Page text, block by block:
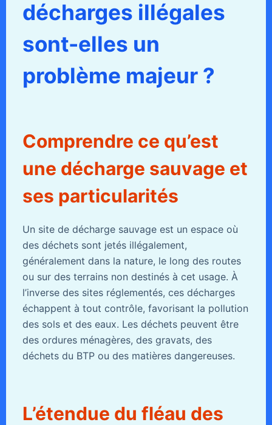
décharges illégales
sont-elles un
problème majeur ?
Comprendre ce qu’est
une décharge sauvage et
ses particularités
Un site de décharge sauvage est un espace où
des déchets sont jetés illégalement,
généralement dans la nature, le long des routes
ou sur des terrains non destinés à cet usage. À
l’inverse des sites réglementés, ces décharges
échappent à tout contrôle, favorisant la pollution
des sols et des eaux. Les déchets peuvent être
des ordures ménagères, des gravats, des
déchets du BTP ou des matières dangereuses.
L’étendue du fléau des